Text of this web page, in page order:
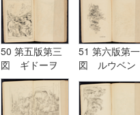
50 第五版第三
図 ギドーヲ
Guido
51 第六版第一
図 ルウベン
ス Reubens